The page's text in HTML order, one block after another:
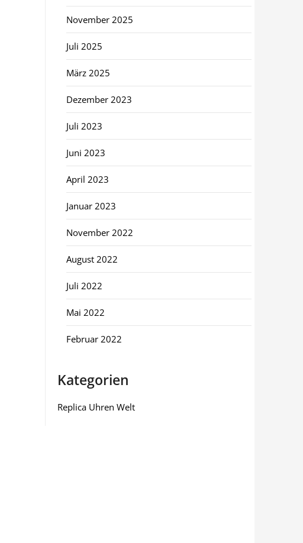
November 2025
Juli 2025
März 2025
Dezember 2023
Juli 2023
Juni 2023
April 2023
Januar 2023
November 2022
August 2022
Juli 2022
Mai 2022
Februar 2022
Kategorien
Replica Uhren Welt